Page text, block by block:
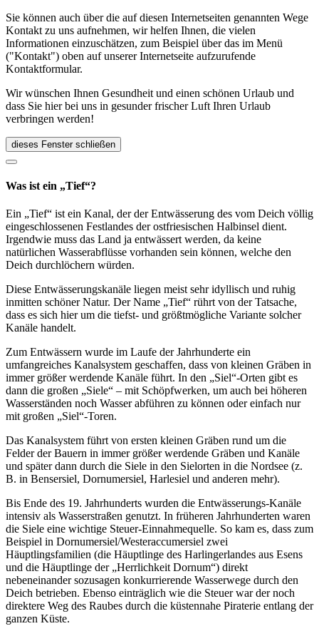
Sie können auch über die auf diesen Internetseiten genannten Wege
Kontakt zu uns aufnehmen, wir helfen Ihnen, die vielen
Informationen einzuschätzen, zum Beispiel über das im Menü
("Kontakt") oben auf unserer Internetseite aufzurufende
Kontaktformular.
Wir wünschen Ihnen Gesundheit und einen schönen Urlaub und
dass Sie hier bei uns in gesunder frischer Luft Ihren Urlaub
verbringen werden!
dieses Fenster schließen
Was ist ein „Tief“?
Ein „Tief“ ist ein Kanal, der der Entwässerung des vom Deich völlig
eingeschlossenen Festlandes der ostfriesischen Halbinsel dient.
Irgendwie muss das Land ja entwässert werden, da keine
natürlichen Wasserabflüsse vorhanden sein können, welche den
Deich durchlöchern würden.
Diese Entwässerungskanäle liegen meist sehr idyllisch und ruhig
inmitten schöner Natur. Der Name „Tief“ rührt von der Tatsache,
dass es sich hier um die tiefst- und größtmögliche Variante solcher
Kanäle handelt.
Zum Entwässern wurde im Laufe der Jahrhunderte ein
umfangreiches Kanalsystem geschaffen, dass von kleinen Gräben in
immer größer werdende Kanäle führt. In den „Siel“-Orten gibt es
dann die großen „Siele“ – mit Schöpfwerken, um auch bei höheren
Wasserständen noch Wasser abführen zu können oder einfach nur
mit großen „Siel“-Toren.
Das Kanalsystem führt von ersten kleinen Gräben rund um die
Felder der Bauern in immer größer werdende Gräben und Kanäle
und später dann durch die Siele in den Sielorten in die Nordsee (z.
B. in Bensersiel, Dornumersiel, Harlesiel und anderen mehr).
Bis Ende des 19. Jahrhunderts wurden die Entwässerungs-Kanäle
intensiv als Wasserstraßen genutzt. In früheren Jahrhunderten waren
die Siele eine wichtige Steuer-Einnahmequelle. So kam es, dass zum
Beispiel in Dornumersiel/Westeraccumersiel zwei
Häuptlingsfamilien (die Häuptlinge des Harlingerlandes aus Esens
und die Häuptlinge der „Herrlichkeit Dornum“) direkt
nebeneinander sozusagen konkurrierende Wasserwege durch den
Deich betrieben. Ebenso einträglich wie die Steuer war der noch
direktere Weg des Raubes durch die küstennahe Piraterie entlang der
ganzen Küste.